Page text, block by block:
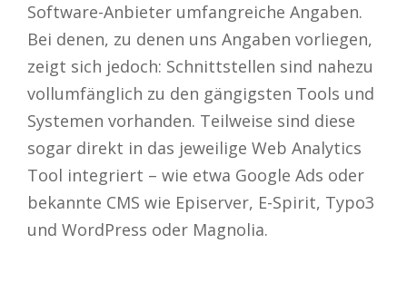
Software-Anbieter umfangreiche Angaben.
Bei denen, zu denen uns Angaben vorliegen,
zeigt sich jedoch: Schnittstellen sind nahezu
vollumfänglich zu den gängigsten Tools und
Systemen vorhanden. Teilweise sind diese
sogar direkt in das jeweilige Web Analytics
Tool integriert – wie etwa Google Ads oder
bekannte CMS wie Episerver, E-Spirit, Typo3
und WordPress oder Magnolia.